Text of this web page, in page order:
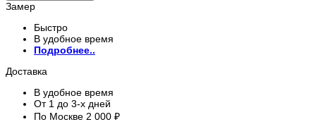
Замер
Быстро
В удобное время
Подробнее..
Доставка
В удобное время
От 1 до 3-х дней
По Москве 2 000 ₽